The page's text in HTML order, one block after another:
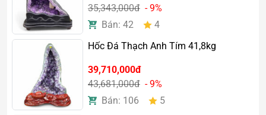
35,343,000đ - 9%
Bán: 42
4
Hốc Đá Thạch Anh Tím 41,8kg
39,710,000đ
43,681,000đ - 9%
Bán: 106
5